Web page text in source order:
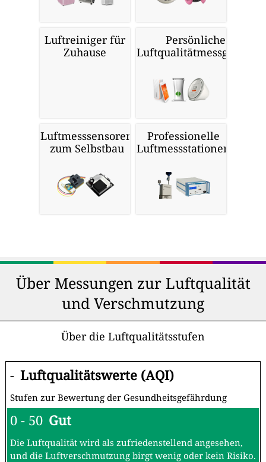
Luftreiniger für
Zuhause
Persönliche
Luftqualitätmessgeräte
Luftmesssensoren
zum Selbstbau
Professionelle
Luftmessstationen
Über Messungen zur Luftqualität
und Verschmutzung
Über die Luftqualitätsstufen
- Luftqualitätswerte (AQI)
Stufen zur Bewertung der Gesundheitsgefährdung
0 - 50 Gut
Die Luftqualität wird als zufriedenstellend angesehen,
und die Luftverschmutzung birgt wenig oder kein Risiko.